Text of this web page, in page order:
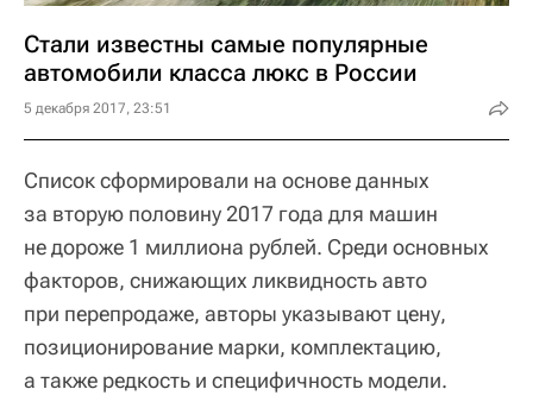
Стали известны самые популярные
автомобили класса люкс в России
5 декабря 2017, 23:51
Список сформировали на основе данных
за вторую половину 2017 года для машин
не дороже 1 миллиона рублей. Среди основных
факторов, снижающих ликвидность авто
при перепродаже, авторы указывают цену,
позиционирование марки, комплектацию,
а также редкость и специфичность модели.